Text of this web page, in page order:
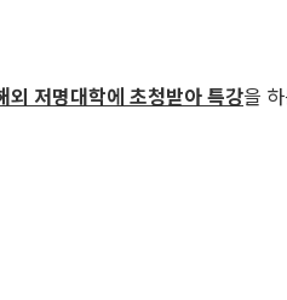
외 저명대학에 초청받아 특강을